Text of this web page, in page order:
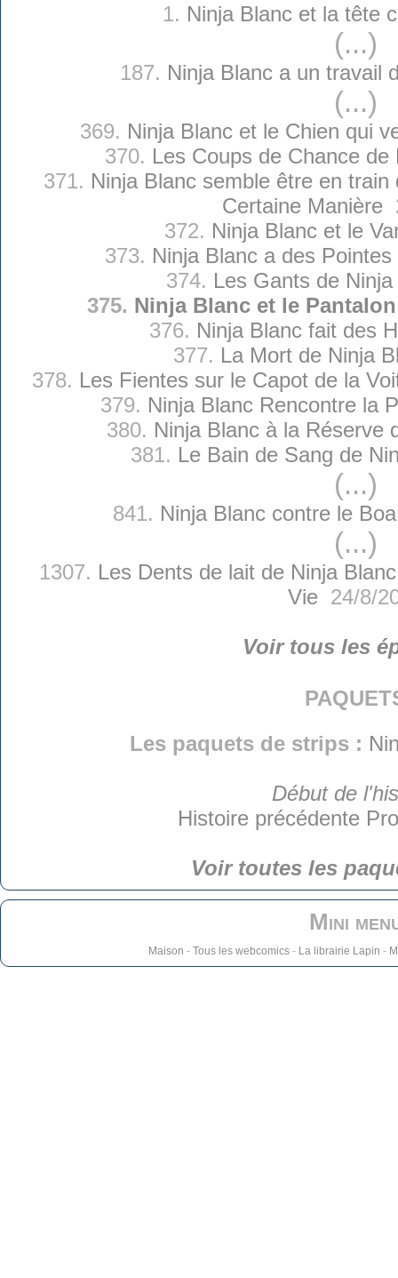
1. Ninja Blanc et la tête
(...)
187. Ninja Blanc a un travail
(...)
369. Ninja Blanc et le Chien qui
370. Les Coups de Chance de
371. Ninja Blanc semble être en
Certaine Manière
372. Ninja Blanc et le
373. Ninja Blanc a des
374. Les Gants de
375. Ninja Blanc et le
376. Ninja Blanc fait des
377. La Mort de Ninja
378. Les Fientes sur le Capot de la
379. Ninja Blanc Rencontre la
380. Ninja Blanc à la Réserve
381. Le Bain de Sang de
(...)
841. Ninja Blanc contre le
(...)
1307. Les Dents de lait de Ninja
Vie24/8/
Voir tous les
Les paquets de strips :
Début de
Histoire précédente
Voir toutes les
Mini
Maison - Tous les webcomics- La librairie Lapin -